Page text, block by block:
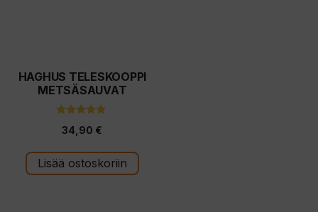
HAGHUS TELESKOOPPI
METSÄSAUVAT
5:stä
34,90 €
Lisää ostoskoriin